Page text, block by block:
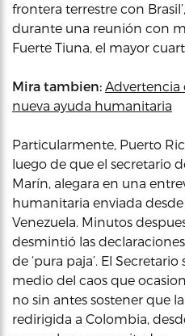
frontera terrestre con
durante una reunión con
Fuerte Tiuna, el mayor
Mira tambien: Advertencia
nueva ayuda humanitaria
Particularmente, Puerto
luego de que el secretario
Marín, alegara en una
humanitaria enviada
Venezuela. Minutos
desmintió las
de ‘pura paja’. El Secretario
medio del caos que
no sin antes sostener que
redirigida a Colombia,